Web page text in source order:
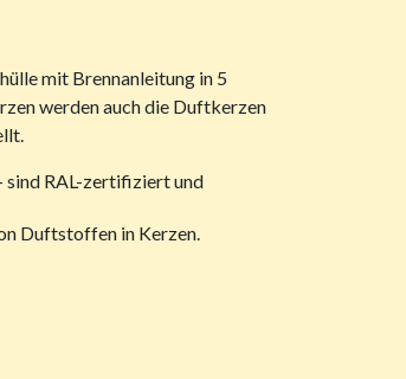
mit Brennanleitung in 5
werden auch die Duftkerzen
RAL-zertifiziert und
Duftstoffen in Kerzen.